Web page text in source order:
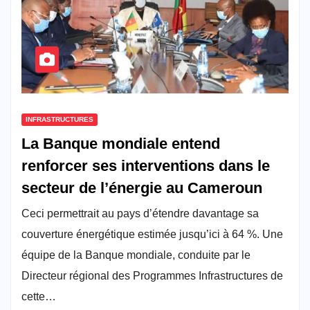
INFRASTRUCTURES
La Banque mondiale entend
renforcer ses interventions dans le
secteur de l’énergie au Cameroun
Ceci permettrait au pays d’étendre davantage sa
couverture énergétique estimée jusqu’ici à 64 %. Une
équipe de la Banque mondiale, conduite par le
Directeur régional des Programmes Infrastructures de
cette…